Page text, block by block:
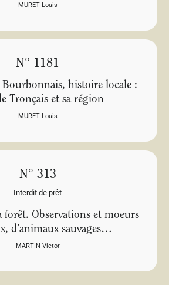
MURET Louis
N° 1181
histoire locale :
Tronçais et sa région
MURET Louis
N° 313
Interdit de prêt
forêt. Observations et moeurs
d’animaux sauvages…
MARTIN Victor